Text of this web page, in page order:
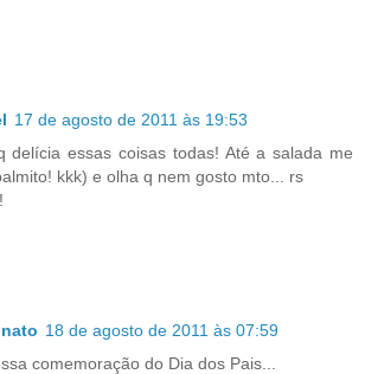
17 de agosto de 2011 às 19:53
delícia essas coisas todas! Até a salada me
kkk) e olha q nem gosto mto... rs
18 de agosto de 2011 às 07:59
comemoração do Dia dos Pais...